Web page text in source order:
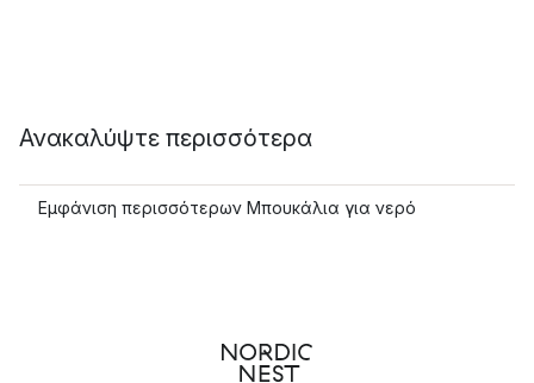
Ανακαλύψτε περισσότερα
Εμφάνιση περισσότερων Μπουκάλια για νερό